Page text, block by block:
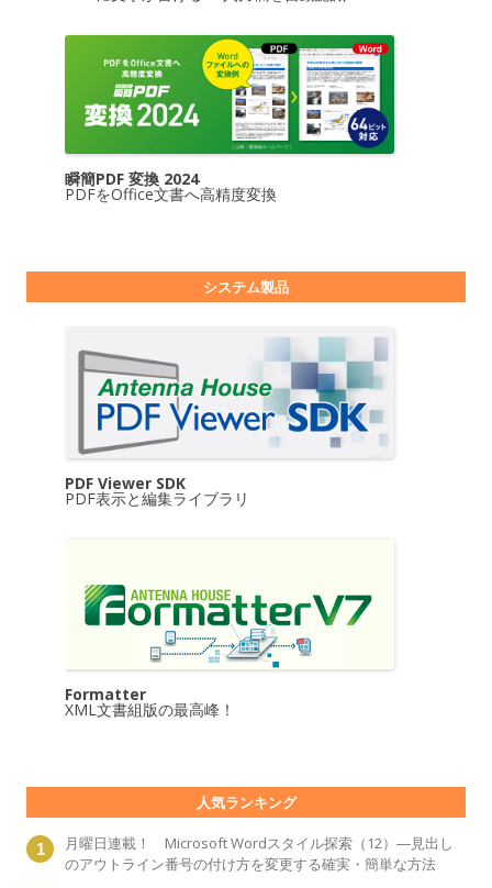
瞬簡PDF 変換 2024
PDFをOffice文書へ高精度変換
システム製品
PDF Viewer SDK
PDF表示と編集ライブラリ
Formatter
XML文書組版の最高峰！
人気ランキング
月曜日連載！ Microsoft Wordスタイル探索（12）―見出し
のアウトライン番号の付け方を変更する確実・簡単な方法